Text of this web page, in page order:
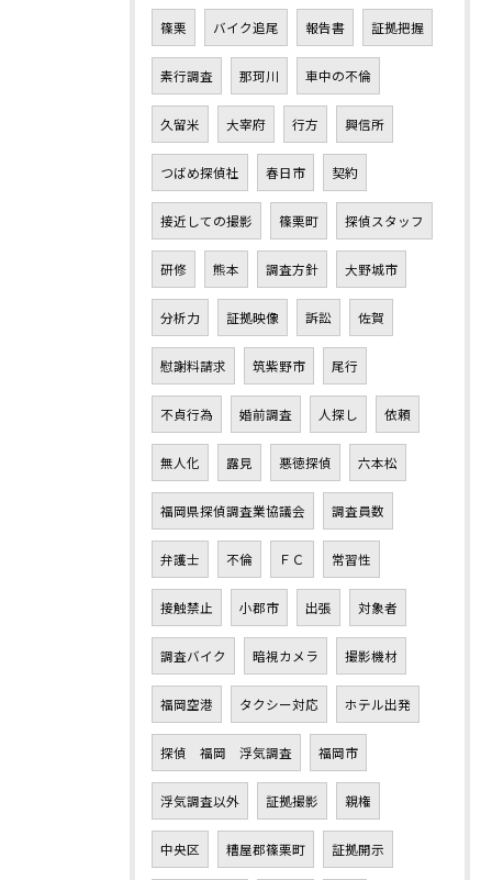
篠栗 バイク追尾 報告書 証拠把握
素行調査 那珂川 車中の不倫
久留米 大宰府 行方 興信所
つばめ探偵社 春日市 契約
接近しての撮影 篠栗町 探偵スタッフ
研修 熊本 調査方針 大野城市
分析力 証拠映像 訴訟 佐賀
慰謝料請求 筑紫野市 尾行
不貞行為 婚前調査 人探し 依頼
無人化 露見 悪徳探偵 六本松
福岡県探偵調査業協議会 調査員数
弁護士 不倫 ＦＣ 常習性
接触禁止 小郡市 出張 対象者
調査バイク 暗視カメラ 撮影機材
福岡空港 タクシー対応 ホテル出発
探偵 福岡 浮気調査 福岡市
浮気調査以外 証拠撮影 親権
中央区 糟屋郡篠栗町 証拠開示